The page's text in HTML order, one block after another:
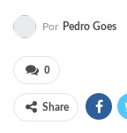
Por Pedro Goes
0
Share